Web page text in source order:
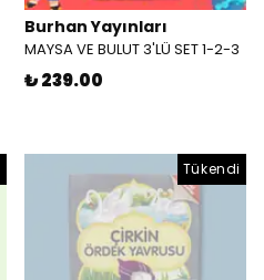
Burhan Yayınları
MAYSA VE BULUT 3'LÜ SET 1-2-3
₺ 239.00
Tükendi